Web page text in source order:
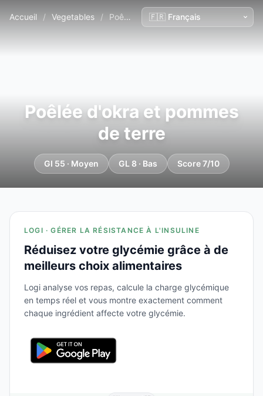
Accueil / Vegetables / Poêlée d'okra et pommes de terre
Poêlée d'okra et pommes
de terre
GI 55 · Moyen GL 8 · Bas Score 7/10
LOGI · GÉRER LA RÉSISTANCE À L'INSULINE
Réduisez votre glycémie grâce à de
meilleurs choix alimentaires
Logi analyse vos repas, calcule la charge glycémique
en temps réel et vous montre exactement comment
chaque ingrédient affecte votre glycémie.